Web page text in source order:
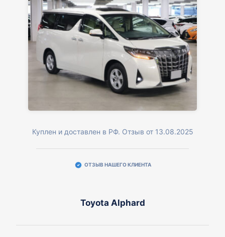
Куплен и доставлен в РФ. Отзыв от 13.08.2025
ОТЗЫВ НАШЕГО КЛИЕНТА
Toyota Alphard